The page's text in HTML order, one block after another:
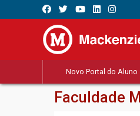
Novo Portal do Aluno
Faculdade